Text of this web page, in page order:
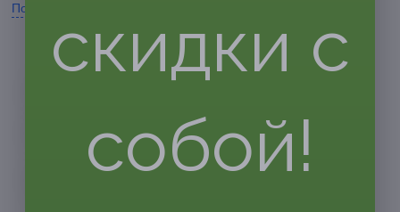
Показать номер телефона
скидки с
собой!